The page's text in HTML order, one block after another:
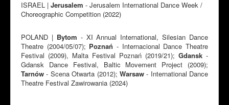
ISRAEL | Jerusalem - Jerusalem International Dance Week /
Choreographic Competition (2022)
POLAND | Bytom - XI Annual International, Silesian Dance
Theatre (2004/05/07); Poznań - Internacional Dance Theatre
Festival (2009), Malta Festival Poznań (2019/21); Gdansk -
Gdansk Dance Festival, Baltic Movement Project (2009);
Tarnów - Scena Otwarta (2012); Warsaw- International Dance
Theatre Festival Zawirowania (2024)